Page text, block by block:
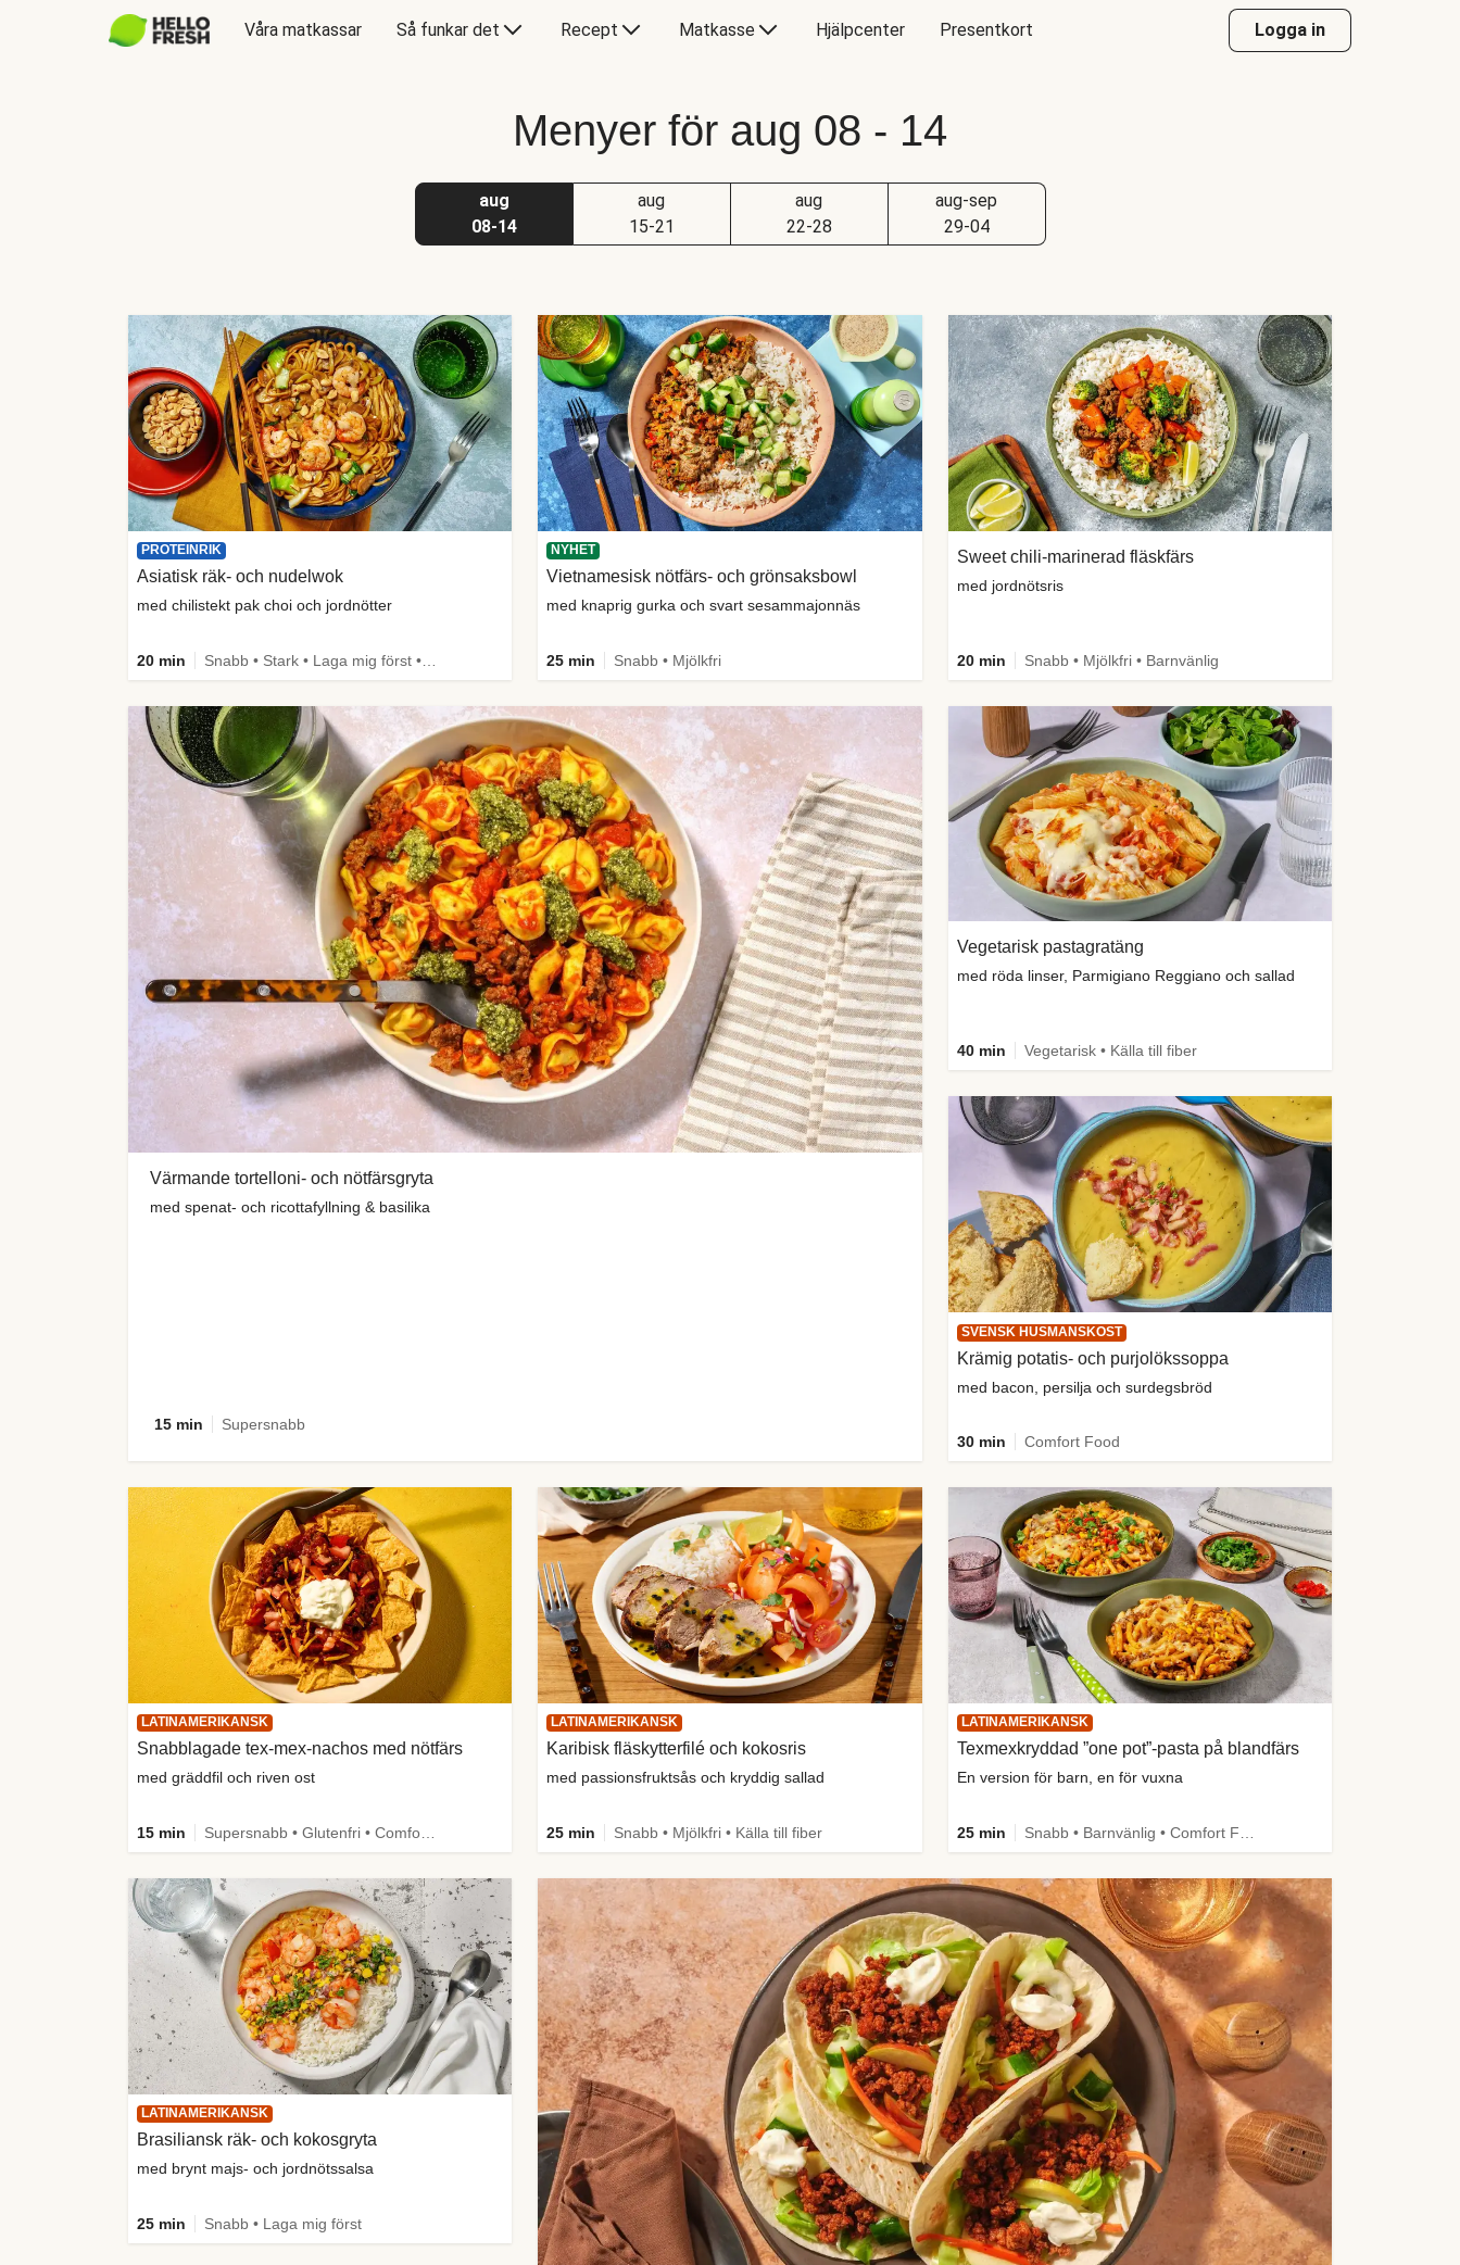
Våra matkassar Så funkar det Recept Matkasse Hjälpcenter Presentkort Logga in
Menyer för aug 08 - 14
aug
08-14
aug
15-21
aug
22-28
aug-sep
29-04
Värmande tortelloni- och nötfärsgryta
med spenat- och ricottafyllning & basilika
15 min Supersnabb
PROTEINRIK
Asiatisk räk- och nudelwok
med chilistekt pak choi och jordnötter
20 min
NYHET
Vietnamesisk nötfärs- och grönsaksbowl
med knaprig gurka och svart sesammajonnäs
25 min Snabb • Mjölkfri
Sweet chili-marinerad fläskfärs
med jordnötsris
20 min Snabb • Mjölkfri • Barnvänlig
Vegetarisk pastagratäng
med röda linser, Parmigiano Reggiano och sallad
40 min Vegetarisk • Källa till fiber
SVENSK HUSMANSKOST
Krämig potatis- och purjolökssoppa
med bacon, persilja och surdegsbröd
30 min Comfort Food
LATINAMERIKANSK
Snabblagade tex-mex-nachos med nötfärs
med gräddfil och riven ost
15 min
LATINAMERIKANSK
Karibisk fläskytterfilé och kokosris
med passionsfruktsås och kryddig sallad
25 min Snabb • Mjölkfri • Källa till fiber
LATINAMERIKANSK
Texmexkryddad ”one pot”-pasta på blandfärs
En version för barn, en för vuxna
25 min
LATINAMERIKANSK
Brasiliansk räk- och kokosgryta
med brynt majs- och jordnötssalsa
25 min Snabb • Laga mig först